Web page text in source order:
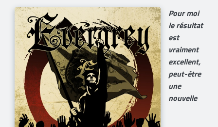
Pour moi
le résultat
est
vraiment
excellent,
peut-être
une
nouvelle